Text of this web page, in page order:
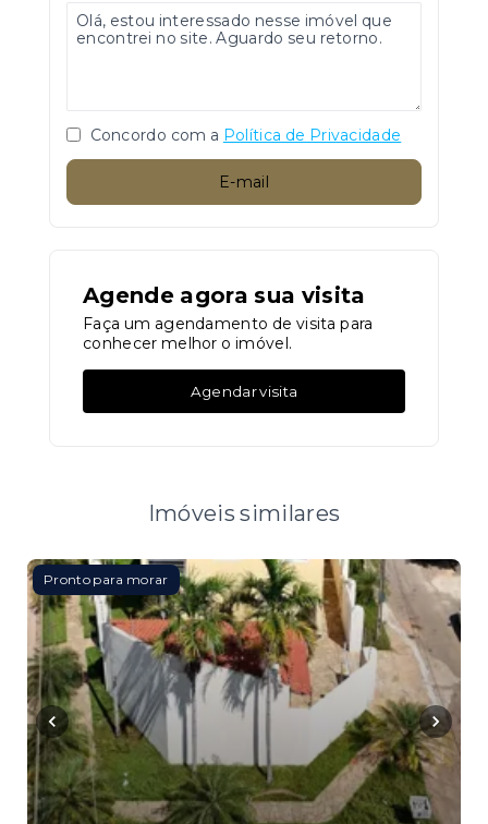
Concordo com a Política de Privacidade
E-mail
Agende agora sua visita
Faça um agendamento de visita para
conhecer melhor o imóvel.
Agendar visita
Imóveis similares
Pronto para morar